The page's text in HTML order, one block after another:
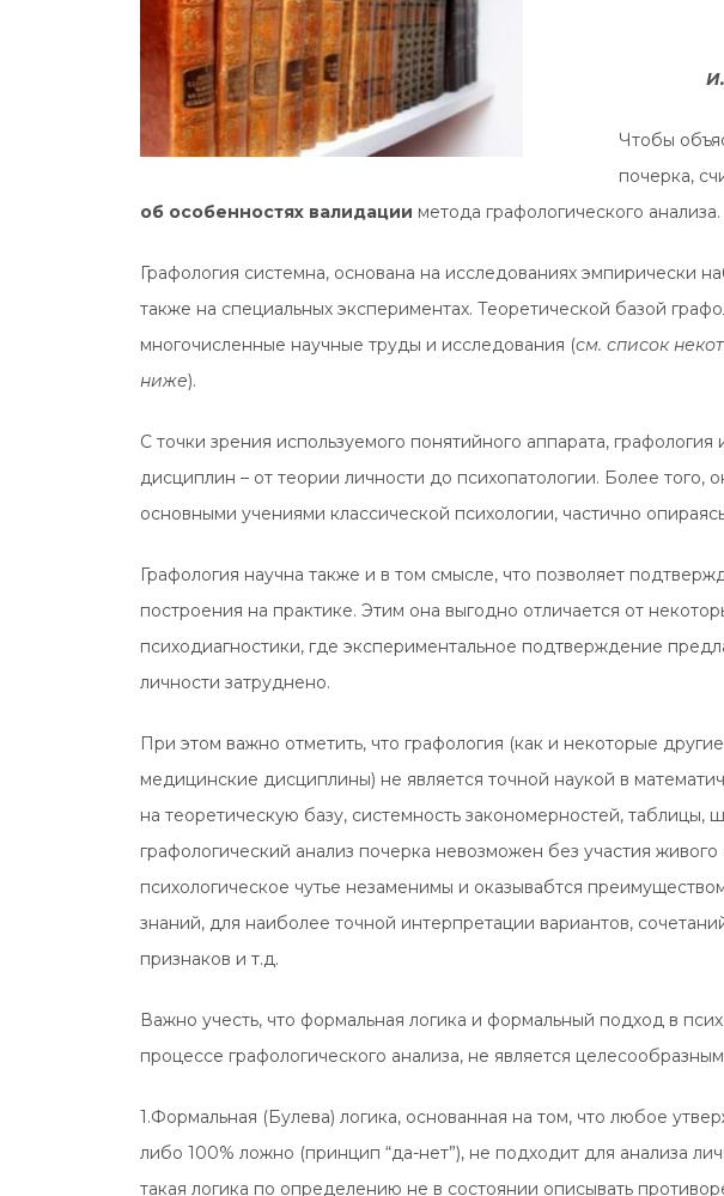
Чтобы
почерка,
об особенностях валидации метода графологического анализа.
Графология системна, основана на исследованиях эмпирически
также на специальных экспериментах. Теоретической базой
многочисленные научные труды и исследования (см. список
ниже).
С точки зрения используемого понятийного аппарата, графология
дисциплин – от теории личности до психопатологии. Более того,
основными учениями классической психологии, частично
Графология научна также и в том смысле, что позволяет
построения на практике. Этим она выгодно отличается от
психодиагностики, где экспериментальное подтверждение
личности затруднено.
При этом важно отметить, что графология (как и некоторые
медицинские дисциплины) не является точной наукой в
на теоретическую базу, системность закономерностей, таблицы,
графологический анализ почерка невозможен без участия
психологическое чутье незаменимы и оказывабтся
знаний, для наиболее точной интерпретации вариантов,
признаков и т.д.
Важно учесть, что формальная логика и формальный подход в
процессе графологического анализа, не является
1.Формальная (Булева) логика, основанная на том, что любое
либо 100% ложно (принцип “да-нет”), не подходит для анализа
такая логика по определению не в состоянии описывать